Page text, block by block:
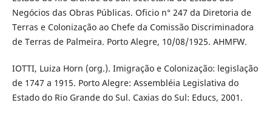
Negócios das Obras Públicas. Oficio n° 247 da Diretoria de
Terras e Colonização ao Chefe da Comissão Discriminadora
de Terras de Palmeira. Porto Alegre, 10/08/1925. AHMFW.
IOTTI, Luiza Horn (org.). Imigração e Colonização: legislação
de 1747 a 1915. Porto Alegre: Assembléia Legislativa do
Estado do Rio Grande do Sul. Caxias do Sul: Educs, 2001.